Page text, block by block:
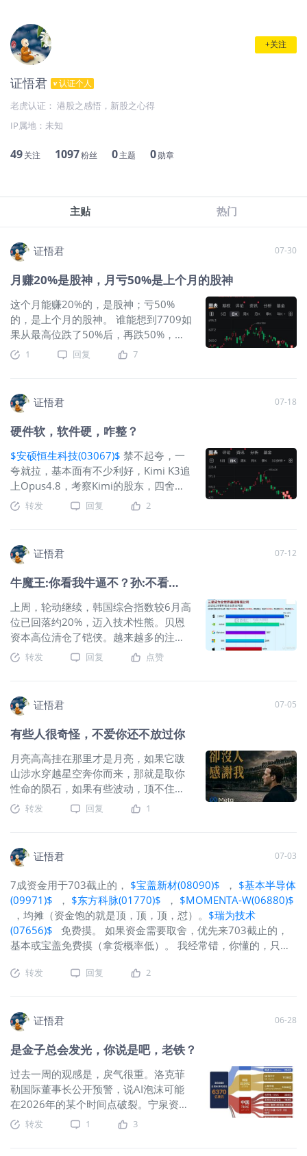
+关注
证悟君 认证个人
老虎认证： 港股之感悟，新股之心得
IP属地： 未知
49关注 1097粉丝 0主题 0勋章
主贴 热门
证悟君 07-30
月赚20%是股神，月亏50%是上个月的股神
这个月能赚20%的，是股神；亏50%
的，是上个月的股神。 谁能想到7709如
果从最高位跌了50%后，再跌50%，抄
底，还能再跌50%。这么说吧，就在两
个月之前，不少老登基金经理还被客户
要研究可以，但能不能先把钱赚了再好
好研究？ 过去这两个月的AI硬件大涨与
大跌用资金面来解释更自洽。A股这里公
募基金在泛AI方向上的配置比例已接近
七成，连固收+也有六成资金怼在泛AI
上。韩国更是一个大型AI硬件指数，散
户占主力。美股也有类似的情况。这
周，全球的基金出现了同频共跌，上一
次这样大规模的普跌是2020年3月的疫
比例为 4.3:1, 这是提桶跑路的节奏。 现
在只是第一阶段，一鲸落，万物生。A股
科创50，沪深300，A500大跌，红利指
数大幅反弹。日本股市资金从恺侠流
出，流入银行股；美股也看到老登在创
新高：可口可乐，摩根大通，3M还有不
参与AI军备竞赛的苹果。所以标普500
过去这两个月竟是横盘小幅震荡。资金
轮动已是不幸中的万幸。但如果AI再不
段，资金退回债市避险，那就恐怖了。
过去一个月，如果你持有
技(03067)$，红利等指数，持仓体验应
该还行。借用进化论的一句话，多样性
不是为了好看，多样性是最重要的生存
策略。如果你把地球的生物进化繁衍看
成一场游戏，那么这个游戏的核心是一
份很长很长的禁止事项清单：什么会让
你出局，什么会让你的后代出局，什么
物为刍狗，它不颁奖，但是它会时不时
清场。投资也类似，搞清楚可能让你出
公司，不借钱赌确定性，避开市值太小/
流动性不好的产品，禁止把下月房贷/学
费投入股市，不在极度恐慌/愤怒时做重
大决策.
1 回复 7
证悟君 07-18
硬件软，软件硬，咋整？
$安硕恒生科技(03067)$ 禁不起夸，一
夸就拉，基本面有不少利好，Kimi K3追
上Opus4.8，考察Kimi的股东，四舍五
入可以算是恒科的利好吧。小米新车反
响不错，股价从底部反弹30%；国行苹
技术合作，带动了阿里巴巴底部反弹
30%，百度转为港交所/纳斯达克双重上
市，那就可纳入港股通了，股价从底部
反弹了11%；美团利润率止跌回升，股
价从底部涨了快40%；快手分拆可灵，
股价从底部涨了18%。都挺好，但突然
就…这么说吧，周一到周四恒科的持仓
体验是温水泡脚，然后周五是把洗脚水
喝掉。 但别慌，恒科的选手都这样，跌
共振，恒科，作为韩股的对手盘，出现
了跷跷板。苹果+云厂商作为
费城交易所半导体ETF(SOXX)$的对手
盘，也开始跷跷板。A股中，科创
50（周跌18%）与红利低波（周涨3%）
形成跷跷板。 韩股这里，海力士美股上
市后，连续两天和韩股背离，背后是外
资整齐划一的换股行动，同一批资金，
早上卖韩股，晚上买美股。但50%的价
PE 3.5倍，用美股算出来5倍。一时间我
竟有点懵，美股海力士的估值锚是韩股
海力士，还是美光？更细思极恐的是，
有朋友竟一边做空$南方两倍做多海力
士(07709)$，一边两倍资金多正股，一
个多月薅出30%的羊毛，说是赚损耗的
钱，把我大脑整宕机了。 目前整个AI硬
件都水逆，阿斯麦超炸裂的业绩和连续
两年扩产30
转发 回复 2
证悟君 07-12
牛魔王:你看我牛逼不？孙:不看…
上周，轮动继续，韩国综合指数较6月高
位已回落约20%，迈入技术性熊。贝恩
资本高位清仓了铠侠。越来越多的注意
力从$iShares费城交易所半导体
ETF(SOXX)$
转出，大摩Lisa Shalett转
指数中另外493只股票的估值溢价目前
仅为10%，创下了十多年来的最低水
平。然后美银打Call英伟达，说$英伟达
(NVDA)$比另外六巨头更诱人，估值处
7年低位，较大型科技同行又折价30%至
35%。故事的起点，居然源自三星超赚
钱的财报，这一个季度赚到的钱（89.4
万亿韩元）超过了2023到2025这三年
的利润总和。市场的第一反应是，你这
上周的轮动，连恒科都涨出段子了：资
本叙事变了，恒生科技指数已经集齐了
“大模型底座（千问、智普、minimax）
+ Agent应用（互联网平台）+ 物理
AI（小鹏/小米/地平线机器
人/momenta）+ 算力基建（中芯国
际、华虹半导体、平头哥半导体）” 的全
产业链拼图。连我这种拿着四年恒科的
老人都觉得扯淡。但市场就是这么神
麦库姆斯（Maxwell McCombs）和肖
（Donald Shaw）有个经典发现：媒体
左右不了你“怎么想”，却能强有力地左右
你“想什么”。所以，媒体无法强迫投资者
觉得“AI硬件接下来是涨是跌”，但通过铺
天盖地的头条，它让投资者误以为整个
资本市场只有AI硬件值得关注。从4月至
今，看CNBC、彭博终端、华尔街日报等
主流财经媒体，AI基础设施、半导体、
转发 回复 点赞
证悟君 07-05
有些人很奇怪，不爱你还不放过你
月亮高高挂在那里才是月亮，如果它跋
山涉水穿越星空奔你而来，那就是取你
性命的陨石，如果有些波动，顶不住的
话，那有些心动，看看就好。 二季度行
情太极端，微观地说，笔者有些朋友财
Call Margin了。宏观地说，A股看消费
做白酒的基金经理越来越多追光了，美
股基金经理扎堆在 $iShares费城交易所
半导体ETF(SOXX)$，韩股散户更是集中
火力冲杠杆三星，杠杆海力士。但上
周，画风突然有点变了。先是医药ETF，
IBB，证券ETF，甚至消费ETF，白酒在
月底涨了一波。听到的说法是有些偏离
主题太多的，临时整回来，月底拍个持
$安硕恒生科技(03067)$
涨。QQQ/美光/闪迪/MRVL在跌，VOO
横盘，而道指，STOXX600，STOXX50
却在创历史新高。涨的竟是泛消费，高
分红股，及生物医药，如耐克、波音，
苹果，高盛，爱马仕，诺和诺德等。一
鲸落，万物生？AI硬件的需求辩论又被
小扎推到风口浪尖。 先岔开一个话题，
转发 回复 1
证悟君 07-03
7成资金用于703截止的， $宝盖新材(08090)$ ， $基本半导体
(09971)$
， $东方科脉(01770)$ ， $MOMENTA-W(06880)$
，均摊（资金饱的就是顶，顶，顶，怼）。 $瑞为技术
(07656)$
免费摸。 如果资金需要取舍，优先来703截止的，
基本或宝盖免费摸（拿货概率低）。 我经常错，你懂的，只分
转发 回复 2
证悟君 06-28
是金子总会发光，你说是吧，老铁？
过去一周的观感是，戾气很重。洛克菲
勒国际董事长公开预警，说AI泡沫可能
在2026年的某个时间点破裂。宁泉资产
执行董事杨东说：大量热门（AI）股未
来极可能跌八九成。“没有能力火中取
转发 1 3